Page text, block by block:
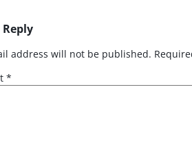
Reply
address will not be published.
*